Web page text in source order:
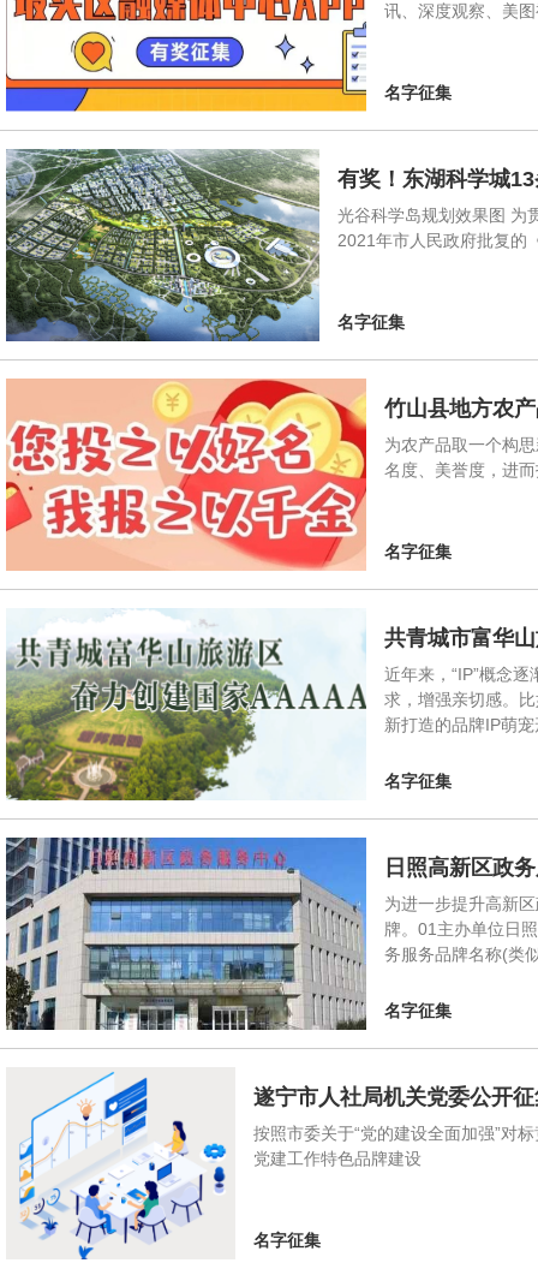
讯、深度观察、美
名字征集
有奖！东湖科学城
光谷科学岛规划效果图 为
2021年市人民政府批复的
名字征集
竹山县地方农
为农产品取一个构
名度、美誉度，进
名字征集
共青城市富华
近年来，“IP”概念
求，增强亲切感。
新打造的品牌IP萌
名字征集
日照高新区政
为进一步提升高新
牌。01主办单位日
务服务品牌名称(类
名字征集
遂宁市人社局机关党委公开
按照市委关于“党的建设全面加强”对
党建工作特色品牌建设
名字征集